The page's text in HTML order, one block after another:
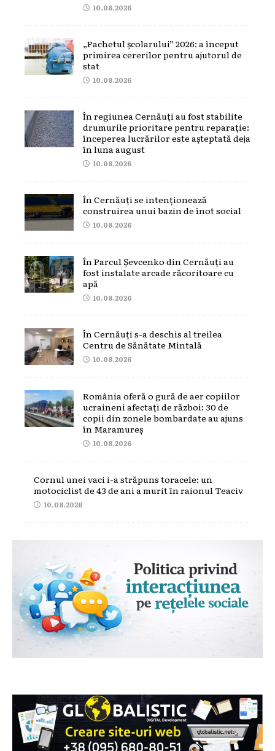
10.08.2026
„Pachetul școlarului” 2026: a început
primirea cererilor pentru ajutorul de
stat
10.08.2026
În regiunea Cernăuți au fost stabilite
drumurile prioritare pentru reparație:
începerea lucrărilor este așteptată deja
în luna august
10.08.2026
În Cernăuți se intenționează
construirea unui bazin de înot social
10.08.2026
În Parcul Șevcenko din Cernăuți au
fost instalate arcade răcoritoare cu
apă
10.08.2026
În Cernăuți s-a deschis al treilea
Centru de Sănătate Mintală
10.08.2026
România oferă o gură de aer copiilor
ucraineni afectați de război: 30 de
copii din zonele bombardate au ajuns
în Maramureș
10.08.2026
Cornul unei vaci i-a străpuns toracele: un
motociclist de 43 de ani a murit în raionul Teaciv
10.08.2026